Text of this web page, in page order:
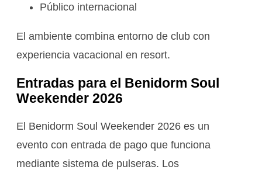
Público internacional
El ambiente combina entorno de club con
experiencia vacacional en resort.
Entradas para el Benidorm Soul
Weekender 2026
El Benidorm Soul Weekender 2026 es un
evento con entrada de pago que funciona
mediante sistema de pulseras. Los